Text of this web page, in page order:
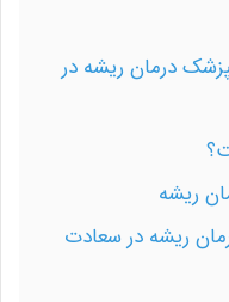
درمان ریشه در
ریشه
ریشه در سعادت